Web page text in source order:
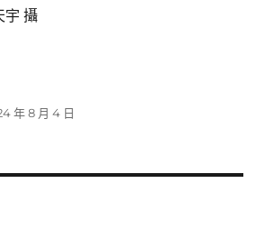
宇 攝
年 8 月 4 日